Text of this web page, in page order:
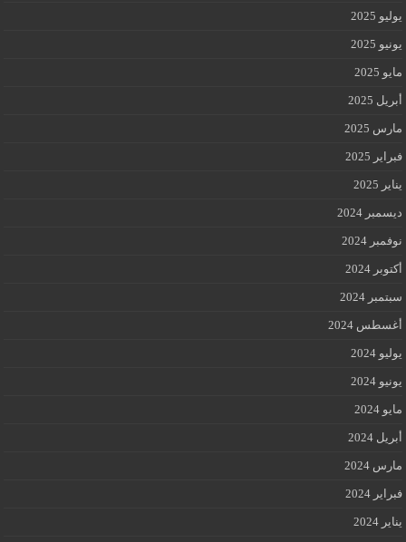
يوليو 2025
يونيو 2025
مايو 2025
أبريل 2025
مارس 2025
فبراير 2025
يناير 2025
ديسمبر 2024
نوفمبر 2024
أكتوبر 2024
سبتمبر 2024
أغسطس 2024
يوليو 2024
يونيو 2024
مايو 2024
أبريل 2024
مارس 2024
فبراير 2024
يناير 2024